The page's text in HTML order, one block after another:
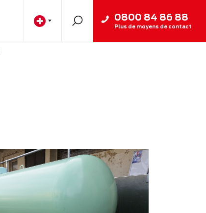
0800 84 86 88
Plus de moyens de contact